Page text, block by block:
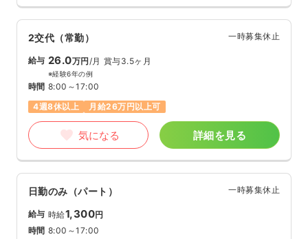
2交代（常勤） 一時募集休止
給与 26.0万円 /月 賞与3.5ヶ月
※経験6年の例
時間 8:00～17:00
4週8休以上
月給26万円以上可
気になる 詳細を見る
日勤のみ（パート） 一時募集休止
給与 時給1,300円
時間 8:00～17:00